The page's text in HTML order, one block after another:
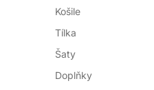
Košile
Tílka
Šaty
Doplňky